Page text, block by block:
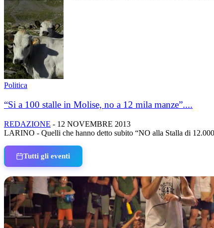
Politica
“Si a 100 stalle in Molise, no a 12 mila manze”....
REDAZIONE - 12 NOVEMBRE 2013
LARINO - Quelli che hanno detto subito “NO alla Stalla di
Tutti gli eventi